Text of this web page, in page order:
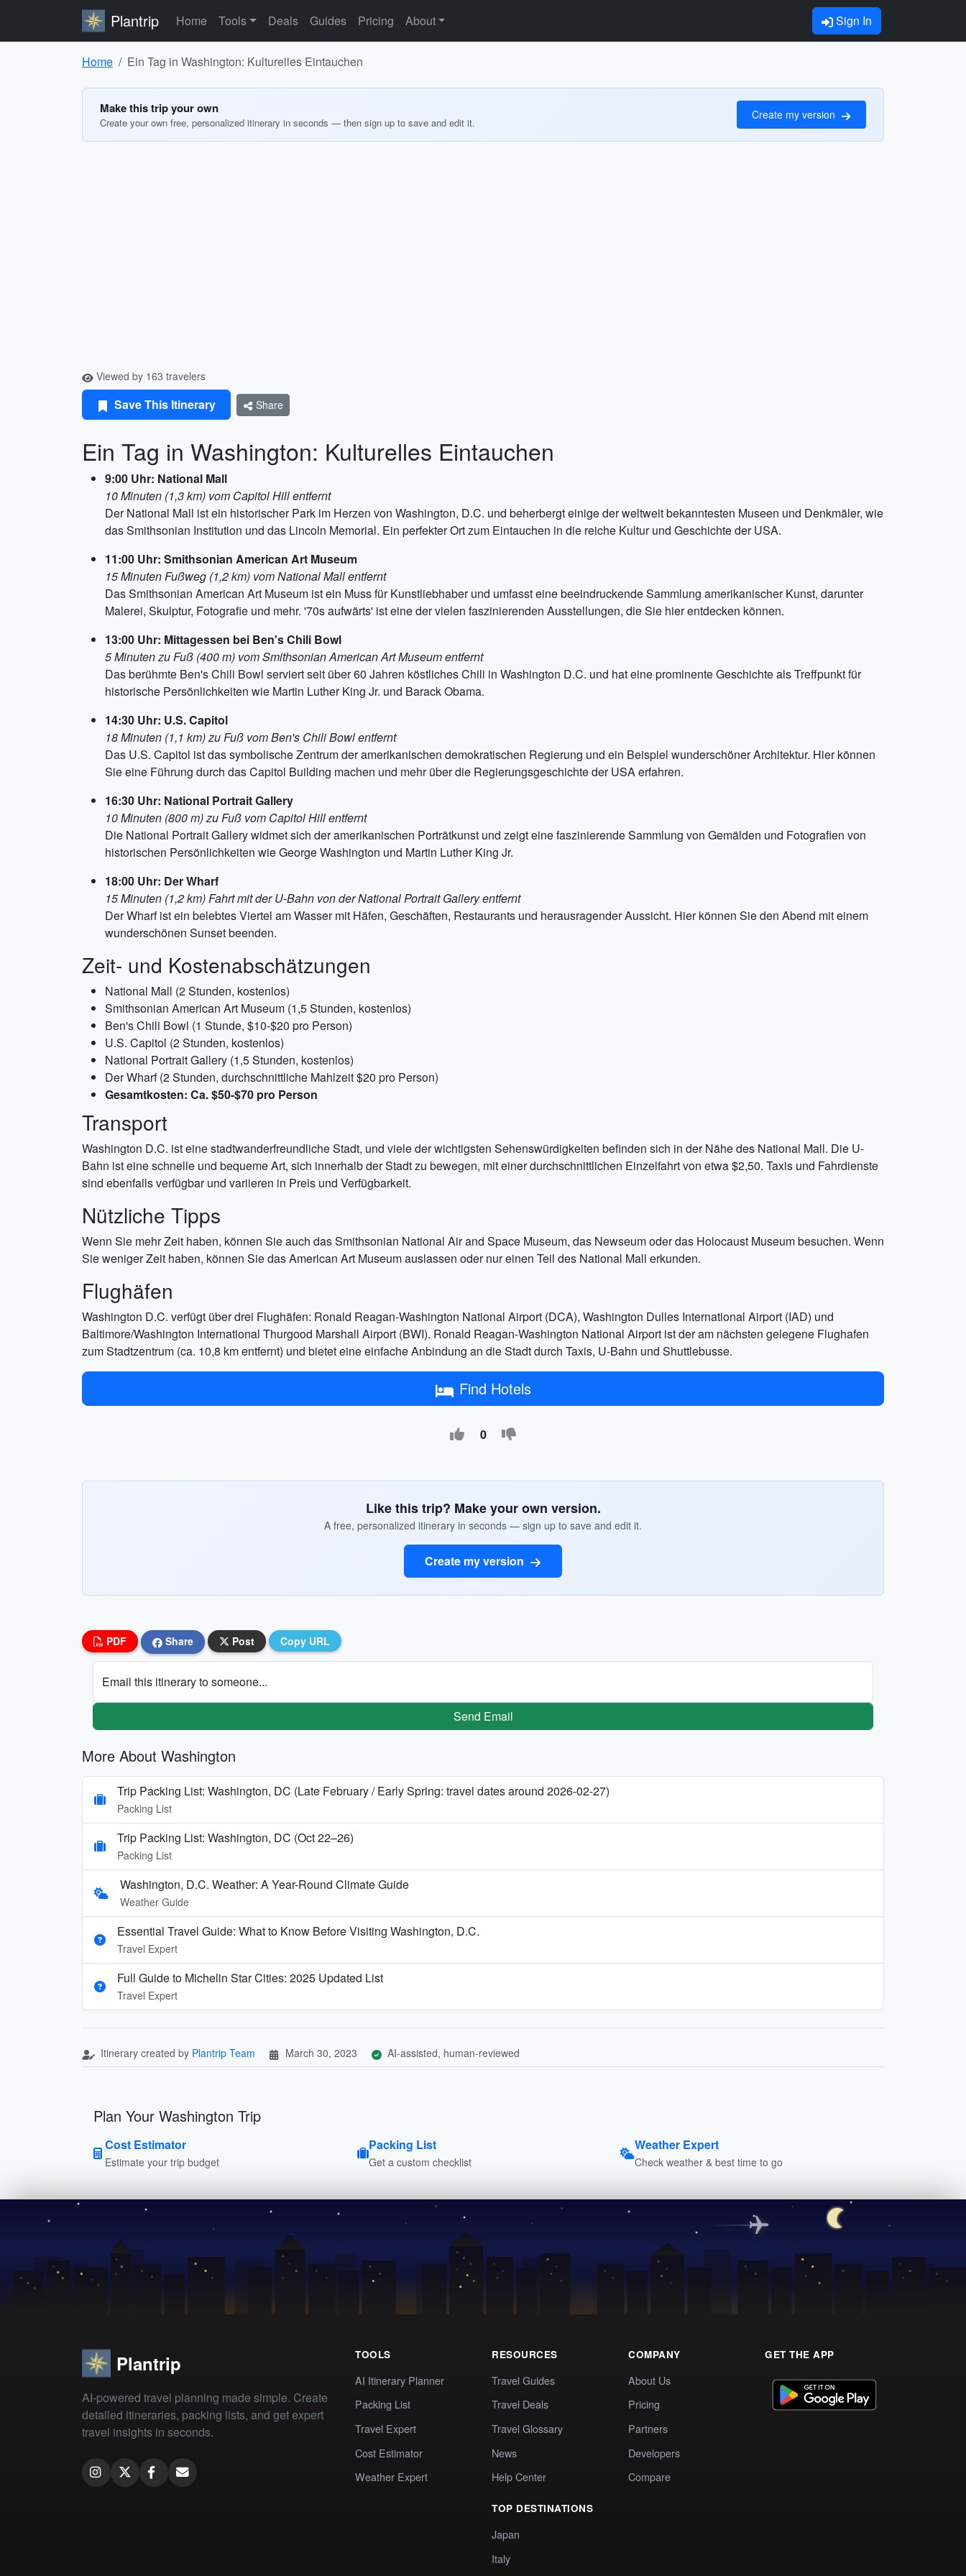
Plantrip Home Tools Deals Guides Pricing About Sign In
Home Ein Tag in Washington: Kulturelles Eintauchen
Make this trip your own
Create your own free, personalized itinerary in seconds — then sign up to save and edit it.
Create my version
Viewed by 163 travelers
Save This Itinerary Share
Ein Tag in Washington: Kulturelles Eintauchen
9:00 Uhr: National Mall
10 Minuten (1,3 km) vom Capitol Hill entfernt
Der National Mall ist ein historischer Park im Herzen von Washington, D.C. und beherbergt einige der weltweit bekanntesten Museen und Denkmäler, wie
das Smithsonian Institution und das Lincoln Memorial. Ein perfekter Ort zum Eintauchen in die reiche Kultur und Geschichte der USA.
11:00 Uhr: Smithsonian American Art Museum
15 Minuten Fußweg (1,2 km) vom National Mall entfernt
Das Smithsonian American Art Museum ist ein Muss für Kunstliebhaber und umfasst eine beeindruckende Sammlung amerikanischer Kunst, darunter
Malerei, Skulptur, Fotografie und mehr. '70s aufwärts' ist eine der vielen faszinierenden Ausstellungen, die Sie hier entdecken können.
13:00 Uhr: Mittagessen bei Ben's Chili Bowl
5 Minuten zu Fuß (400 m) vom Smithsonian American Art Museum entfernt
Das berühmte Ben's Chili Bowl serviert seit über 60 Jahren köstliches Chili in Washington D.C. und hat eine prominente Geschichte als Treffpunkt für
historische Persönlichkeiten wie Martin Luther King Jr. und Barack Obama.
14:30 Uhr: U.S. Capitol
18 Minuten (1,1 km) zu Fuß vom Ben's Chili Bowl entfernt
Das U.S. Capitol ist das symbolische Zentrum der amerikanischen demokratischen Regierung und ein Beispiel wunderschöner Architektur. Hier können
Sie eine Führung durch das Capitol Building machen und mehr über die Regierungsgeschichte der USA erfahren.
16:30 Uhr: National Portrait Gallery
10 Minuten (800 m) zu Fuß vom Capitol Hill entfernt
Die National Portrait Gallery widmet sich der amerikanischen Porträtkunst und zeigt eine faszinierende Sammlung von Gemälden und Fotografien von
historischen Persönlichkeiten wie George Washington und Martin Luther King Jr.
18:00 Uhr: Der Wharf
15 Minuten (1,2 km) Fahrt mit der U-Bahn von der National Portrait Gallery entfernt
Der Wharf ist ein belebtes Viertel am Wasser mit Häfen, Geschäften, Restaurants und herausragender Aussicht. Hier können Sie den Abend mit einem
wunderschönen Sunset beenden.
Zeit- und Kostenabschätzungen
National Mall (2 Stunden, kostenlos)
Smithsonian American Art Museum (1,5 Stunden, kostenlos)
Ben's Chili Bowl (1 Stunde, $10-$20 pro Person)
U.S. Capitol (2 Stunden, kostenlos)
National Portrait Gallery (1,5 Stunden, kostenlos)
Der Wharf (2 Stunden, durchschnittliche Mahlzeit $20 pro Person)
Gesamtkosten: Ca. $50-$70 pro Person
Transport
Washington D.C. ist eine stadtwanderfreundliche Stadt, und viele der wichtigsten Sehenswürdigkeiten befinden sich in der Nähe des National Mall. Die U-
Bahn ist eine schnelle und bequeme Art, sich innerhalb der Stadt zu bewegen, mit einer durchschnittlichen Einzelfahrt von etwa $2,50. Taxis und Fahrdienste
sind ebenfalls verfügbar und variieren in Preis und Verfügbarkeit.
Nützliche Tipps
Wenn Sie mehr Zeit haben, können Sie auch das Smithsonian National Air and Space Museum, das Newseum oder das Holocaust Museum besuchen. Wenn
Sie weniger Zeit haben, können Sie das American Art Museum auslassen oder nur einen Teil des National Mall erkunden.
Flughäfen
Washington D.C. verfügt über drei Flughäfen: Ronald Reagan-Washington National Airport (DCA), Washington Dulles International Airport (IAD) und
Baltimore/Washington International Thurgood Marshall Airport (BWI). Ronald Reagan-Washington National Airport ist der am nächsten gelegene Flughafen
zum Stadtzentrum (ca. 10,8 km entfernt) und bietet eine einfache Anbindung an die Stadt durch Taxis, U-Bahn und Shuttlebusse.
Find Hotels
0
Like this trip? Make your own version.
A free, personalized itinerary in seconds — sign up to save and edit it.
Create my version
PDF Share Post Copy URL
Email this itinerary to someone...
Send Email
More About Washington
Trip Packing List: Washington, DC (Late February / Early Spring: travel dates around 2026-02-27)
Packing List
Trip Packing List: Washington, DC (Oct 22–26)
Packing List
Washington, D.C. Weather: A Year-Round Climate Guide
Weather Guide
Essential Travel Guide: What to Know Before Visiting Washington, D.C.
Travel Expert
Full Guide to Michelin Star Cities: 2025 Updated List
Travel Expert
Itinerary created by Plantrip Team March 30, 2023 AI-assisted, human-reviewed
Plan Your Washington Trip
Cost Estimator
Estimate your trip budget
Packing List
Get a custom checklist
Weather Expert
Check weather & best time to go
Plantrip
AI-powered travel planning made simple. Create
detailed itineraries, packing lists, and get expert
travel insights in seconds.
TOOLS
AI Itinerary Planner
Packing List
Travel Expert
Cost Estimator
Weather Expert
RESOURCES
Travel Guides
Travel Deals
Travel Glossary
News
Help Center
TOP DESTINATIONS
Japan
Italy
COMPANY
About Us
Pricing
Partners
Developers
Compare
GET THE APP